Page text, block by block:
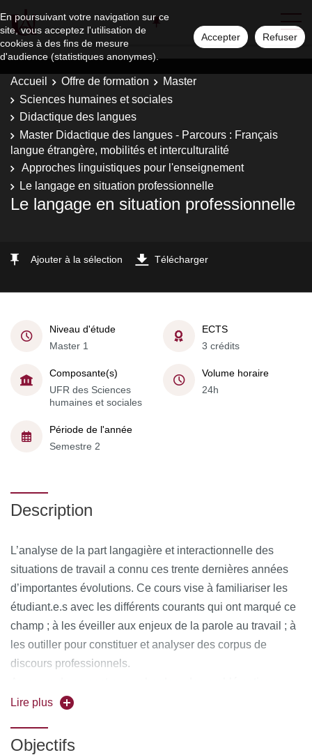
En poursuivant votre navigation sur ce
site, vous acceptez l'utilisation de
cookies à des fins de mesure
d'audience (statistiques anonymes).
Accepter Refuser
Accueil Offre de formation
Master
Sciences humaines et sociales
Didactique des langues
Master Didactique des langues - Parcours : Français
langue étrangère, mobilités et interculturalité
Approches linguistiques pour l'enseignement
Le langage en situation professionnelle
Le langage en situation professionnelle
Ajouter à la sélection Télécharger
Niveau d'étude
Master 1
ECTS
3 crédits
Composante(s)
UFR des Sciences
humaines et sociales
Volume horaire
24h
Période de l'année
Semestre 2
Description
L’analyse de la part langagière et interactionnelle des
situations de travail a connu ces trente dernières années
d’importantes évolutions. Ce cours vise à familiariser les
étudiant.e.s avec les différents courants qui ont marqué ce
champ ; à les éveiller aux enjeux de la parole au travail ; à
les outiller pour constituer et analyser des corpus de
discours professionnels.
propres à des discours professionnels divers : interactions
interactions commerciales, etc.
Lire plus
Objectifs